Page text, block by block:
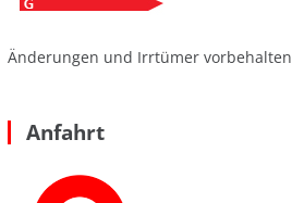
Änderungen und Irrtümer vorbehalten
Anfahrt